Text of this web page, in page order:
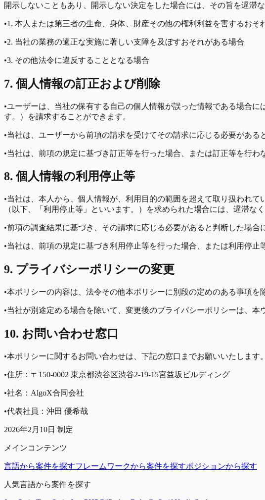
開示しないこともあり、開示しない決定をした場合には、その旨を遅滞な
•1. 本人または第三者の生命、身体、財産その他の権利利益を害するおそ
•2. 当社の業務の適正な実施に著しい支障を及ぼすおそれがある場合
•3. その他法令に違反することとなる場合
7. 個人情報の訂正および削除
•ユーザーは、当社の保有する自己の個人情報が誤った情報である場合
す。）を請求することができます。
•当社は、ユーザーから前項の請求を受けてその請求に応じる必要があ
•当社は、前項の規定に基づき訂正等を行った場合、または訂正等を行
8. 個人情報の利用停止等
•当社は、本人から、個人情報が、利用目的の範囲を超えて取り扱われ
（以下、「利用停止等」といいます。）を求められた場合には、遅滞な
•前項の調査結果に基づき、その請求に応じる必要があると判断した場合
•当社は、前項の規定に基づき利用停止等を行った場合、または利用停
9. プライバシーポリシーの変更
•本ポリシーの内容は、法令その他本ポリシーに別段の定めのある事項
•当社が別途定める場合を除いて、変更後のプライバシーポリシーは、本
10. お問い合わせ窓口
•本ポリシーに関するお問い合わせは、下記の窓口までお願いいたします。
•住所：〒150-0002 東京都渋谷区渋谷2-19-15宮益坂ビルディング
•社名：AlgoX合同会社
•代表社員：沖田 優希哉
2026年2月10日 制定
メインコンテンツ
言語から案件を探すフレームワークから案件を探すポジションから探す
人気言語から案件を探す